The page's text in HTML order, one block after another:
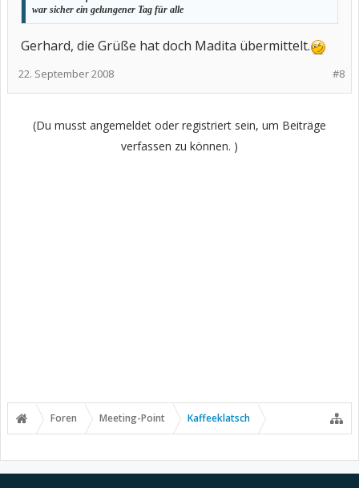
war sicher ein gelungener Tag für alle
Gerhard, die Grüße hat doch Madita übermittelt.
#8
22. September 2008
(Du musst angemeldet oder registriert sein, um Beiträge
verfassen zu können. )
Foren Meeting-Point Kaffeeklatsch